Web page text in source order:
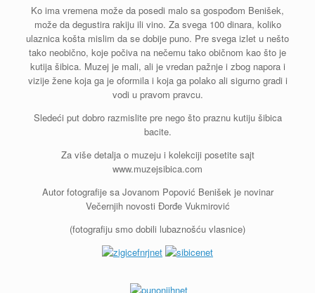
Ko ima vremena može da posedi malo sa gospođom Benišek,
može da degustira rakiju ili vino. Za svega 100 dinara, koliko
ulaznica košta mislim da se dobije puno. Pre svega izlet u nešto
tako neobično, koje počiva na nečemu tako običnom kao što je
kutija šibica. Muzej je mali, ali je vredan pažnje i zbog napora i
vizije žene koja ga je oformila i koja ga polako ali sigurno gradi i
vodi u pravom pravcu.
Sledeći put dobro razmislite pre nego što praznu kutiju šibica
bacite.
Za više detalja o muzeju i kolekciji posetite sajt
www.muzejsibica.com
Autor fotografije sa Jovanom Popović Benišek je novinar
Večernjih novosti Đorđe Vukmirović
(fotografiju smo dobili lubaznošću vlasnice)